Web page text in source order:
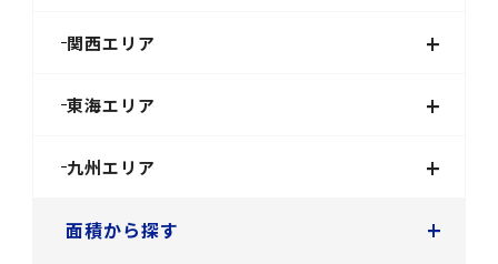
関西エリア +
東海エリア +
九州エリア +
面積から探す +